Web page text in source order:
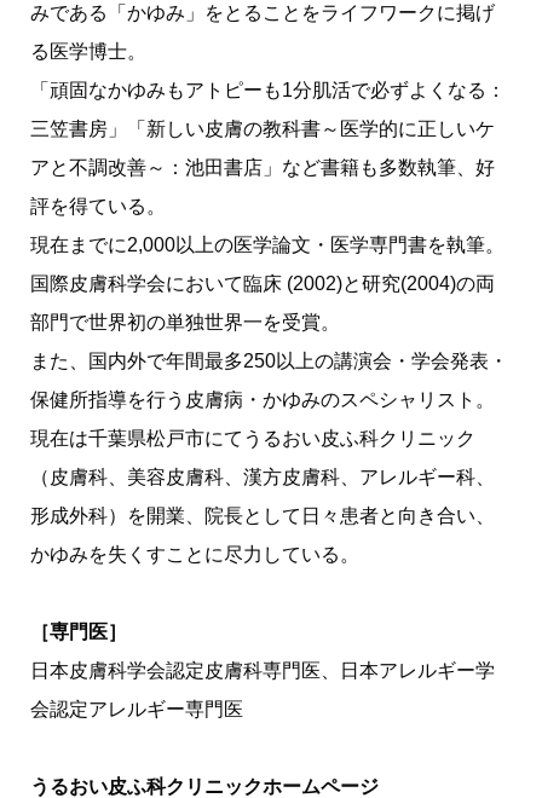
みである「かゆみ」をとることをライフワークに掲げ
る医学博士。
「頑固なかゆみもアトピーも1分肌活で必ずよくなる：
三笠書房」「新しい皮膚の教科書～医学的に正しいケ
アと不調改善～：池田書店」など書籍も多数執筆、好
評を得ている。
現在までに2,000以上の医学論文・医学専門書を執筆。
国際皮膚科学会において臨床 (2002)と研究(2004)の両
部門で世界初の単独世界一を受賞。
また、国内外で年間最多250以上の講演会・学会発表・
保健所指導を行う皮膚病・かゆみのスペシャリスト。
現在は千葉県松戸市にてうるおい皮ふ科クリニック
（皮膚科、美容皮膚科、漢方皮膚科、アレルギー科、
形成外科）を開業、院長として日々患者と向き合い、
かゆみを失くすことに尽力している。
［専門医］
日本皮膚科学会認定皮膚科専門医、日本アレルギー学
会認定アレルギー専門医
うるおい皮ふ科クリニックホームページ